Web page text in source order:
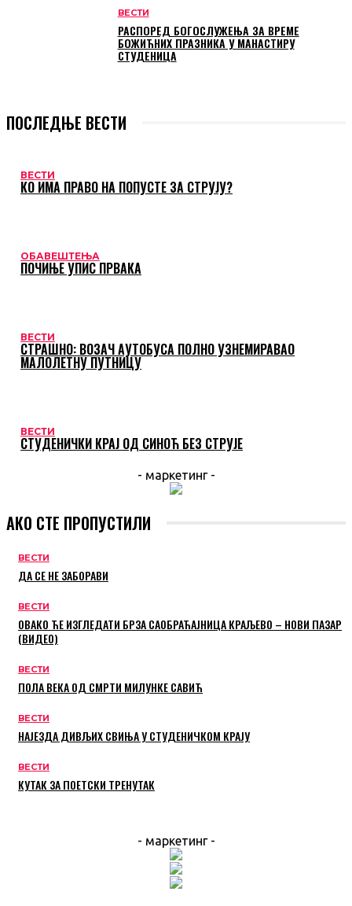
ВЕСТИ
РАСПОРЕД БОГОСЛУЖЕЊА ЗА ВРЕМЕ
БОЖИЋНИХ ПРАЗНИКА У МАНАСТИРУ
СТУДЕНИЦА
ПОСЛЕДЊЕ ВЕСТИ
ВЕСТИ
КО ИМА ПРАВО НА ПОПУСТЕ ЗА СТРУЈУ?
ОБАВЕШТЕЊА
ПОЧИЊЕ УПИС ПРВАКА
ВЕСТИ
СТРАШНО: ВОЗАЧ АУТОБУСА ПОЛНО УЗНЕМИРАВАО
МАЛОЛЕТНУ ПУТНИЦУ
ВЕСТИ
СТУДЕНИЧКИ КРАЈ ОД СИНОЋ БЕЗ СТРУЈЕ
- маркетинг -
АКО СТЕ ПРОПУСТИЛИ
ВЕСТИ
ДА СЕ НЕ ЗАБОРАВИ
ВЕСТИ
ОВАКО ЋЕ ИЗГЛЕДАТИ БРЗА САОБРАЋАЈНИЦА КРАЉЕВО – НОВИ ПАЗАР
(ВИДЕО)
ВЕСТИ
ПОЛА ВЕКА ОД СМРТИ МИЛУНКЕ САВИЋ
ВЕСТИ
НАЈЕЗДА ДИВЉИХ СВИЊА У СТУДЕНИЧКОМ КРАЈУ
ВЕСТИ
КУТАК ЗА ПОЕТСКИ ТРЕНУТАК
- маркетинг -